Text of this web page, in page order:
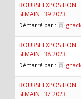
BOURSE EXPOSITION
SEMAINE 39 2023
Démarré par :
BOURSE EXPOSITION
SEMAINE 38 2023
Démarré par :
BOURSE EXPOSITION
SEMAINE 37 2023